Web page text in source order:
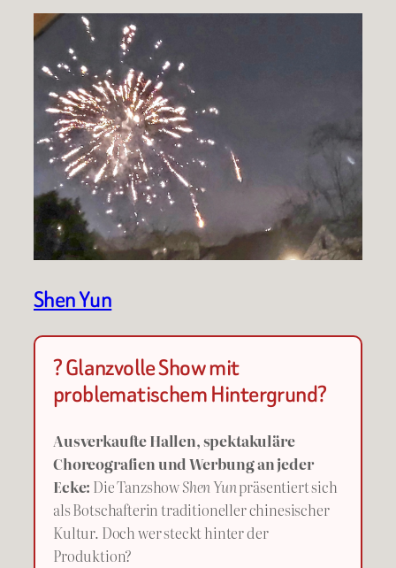
Shen Yun
? Glanzvolle Show mit
problematischem Hintergrund?
Ausverkaufte Hallen, spektakuläre
Choreografien und Werbung an jeder
Ecke: Die TanzshowShen Yunpräsentiert sich
als Botschafterin traditioneller chinesischer
Kultur. Doch wer steckt hinter der
Produktion?